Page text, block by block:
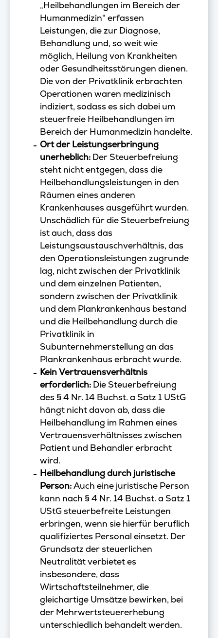
„Heilbehandlungen im Bereich der
Humanmedizin“ erfassen
Leistungen, die zur Diagnose,
Behandlung und, so weit wie
möglich, Heilung von Krankheiten
oder Gesundheitsstörungen dienen.
Die von der Privatklinik erbrachten
Operationen waren medizinisch
indiziert, sodass es sich dabei um
steuerfreie Heilbehandlungen im
Bereich der Humanmedizin handelte.
Ort der Leistungserbringung
unerheblich: Der Steuerbefreiung
steht nicht entgegen, dass die
Heilbehandlungsleistungen in den
Räumen eines anderen
Krankenhauses ausgeführt wurden.
Unschädlich für die Steuerbefreiung
ist auch, dass das
Leistungsaustauschverhältnis, das
den Operationsleistungen zugrunde
lag, nicht zwischen der Privatklinik
und dem einzelnen Patienten,
sondern zwischen der Privatklinik
und dem Plankrankenhaus bestand
und die Heilbehandlung durch die
Privatklinik in
Subunternehmerstellung an das
Plankrankenhaus erbracht wurde.
Kein Vertrauensverhältnis
erforderlich: Die Steuerbefreiung
des § 4 Nr. 14 Buchst. a Satz 1 UStG
hängt nicht davon ab, dass die
Heilbehandlung im Rahmen eines
Vertrauensverhältnisses zwischen
Patient und Behandler erbracht
wird.
Heilbehandlung durch juristische
Person:Auch eine juristische Person
kann nach § 4 Nr. 14 Buchst. a Satz 1
UStG steuerbefreite Leistungen
erbringen, wenn sie hierfür beruflich
qualifiziertes Personal einsetzt. Der
Grundsatz der steuerlichen
Neutralität verbietet es
insbesondere, dass
Wirtschaftsteilnehmer, die
gleichartige Umsätze bewirken, bei
der Mehrwertsteuererhebung
unterschiedlich behandelt werden.